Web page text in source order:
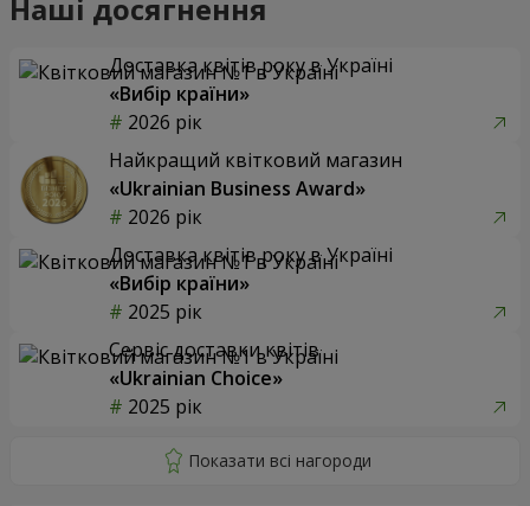
Наші досягнення
Доставка квітів року в Україні
«Вибір країни»
2026 рік
Найкращий квітковий магазин
«Ukrainian Business Award»
2026 рік
Доставка квітів року в Україні
«Вибір країни»
2025 рік
Сервіс доставки квітів
«Ukrainian Choice»
2025 рік